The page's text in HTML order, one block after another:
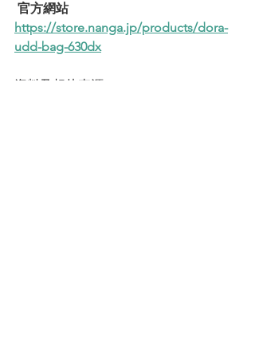
官方網站
https://store.nanga.jp/products/dora-
udd-bag-630dx
資料及相片來源: NANGA JP